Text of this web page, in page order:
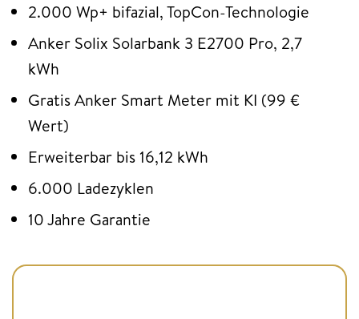
2.000 Wp+ bifazial, TopCon-Technologie
Anker Solix Solarbank 3 E2700 Pro, 2,7
kWh
Gratis Anker Smart Meter mit KI (99 €
Wert)
Erweiterbar bis 16,12 kWh
6.000 Ladezyklen
10 Jahre Garantie